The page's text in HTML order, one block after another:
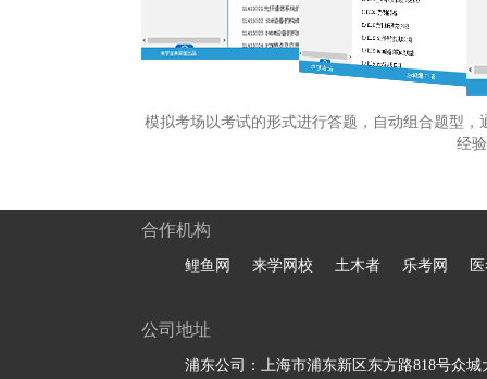
模拟考场以考试的形式进行答题，自动组合题型
经
合作机构
鲤鱼网 来学网校 土木者 乐考网
公司地址
浦东公司：上海市浦东新区东方路818号众城